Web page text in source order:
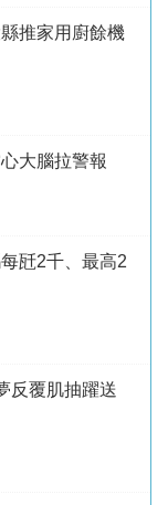
推家用廚餘機
大腦拉警報
瓩2千、最高2
反覆肌抽躍送